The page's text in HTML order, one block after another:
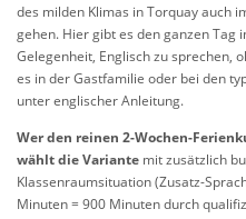
des milden Klimas in Torquay auch
gehen. Hier gibt es den ganzen Tag
Gelegenheit, Englisch zu sprechen,
es in der Gastfamilie oder bei den
unter englischer Anleitung.
Wer den reinen 2-Wochen-
wählt die Variante mit zusätzlich
Klassenraumsituation (Zusatz-
Minuten = 900 Minuten durch